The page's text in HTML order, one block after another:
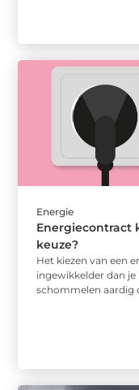
Energie
Energiecontract
keuze?
Het kiezen van een
ingewikkelder dan
schommelen aardig